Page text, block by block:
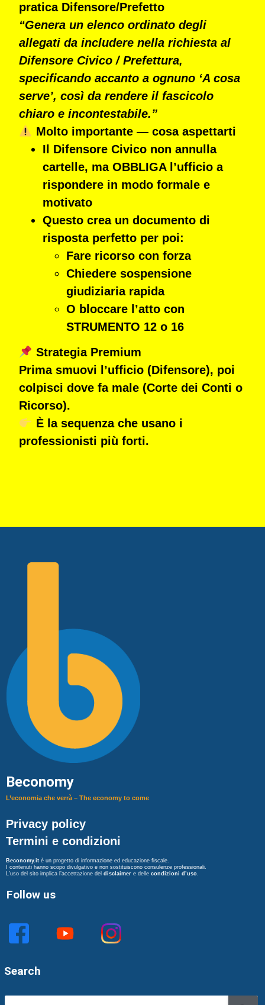
pratica Difensore/Prefetto
“Genera un elenco ordinato degli
allegati da includere nella richiesta al
Difensore Civico / Prefettura,
specificando accanto a ognuno ‘A cosa
serve’, così da rendere il fascicolo
chiaro e incontestabile.”
Molto importante — cosa aspettarti
Il Difensore Civico non annulla
cartelle, ma OBBLIGA l’ufficio a
rispondere in modo formale e
motivato
Questo crea un documento di
risposta perfetto per poi:
Fare ricorso con forza
Chiedere sospensione
giudiziaria rapida
O bloccare l’atto con
STRUMENTO 12 o 16
Strategia Premium
Prima smuovi l’ufficio (Difensore), poi
colpisci dove fa male (Corte dei Conti o
Ricorso).
È la sequenza che usano i
professionisti più forti.
Beconomy
L’economia che verrà – The economy to come
Privacy policy
Termini e condizioni
Beconomy.it è un progetto di informazione ed educazione fiscale.
I contenuti hanno scopo divulgativo e non sostituiscono consulenze professionali.
L’uso del sito implica l’accettazione del disclaimer e delle condizioni d’uso
Follow us
Search